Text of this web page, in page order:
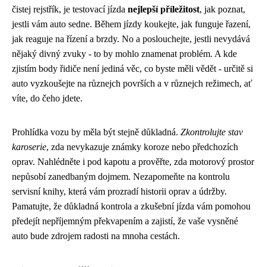
čistej rejstřík, je testovací jízda nejlepší příležitost, jak poznat,
jestli vám auto sedne. Během jízdy koukejte, jak funguje řazení,
jak reaguje na řízení a brzdy. No a poslouchejte, jestli nevydává
nějaký divný zvuky - to by mohlo znamenat problém. A kde
zjistím body řidiče není jediná věc, co byste měli vědět - určitě si
auto vyzkoušejte na různejch površích a v různejch režimech, ať
víte, do čeho jdete.
Prohlídka vozu by měla být stejně důkladná. Zkontrolujte stav
karoserie, zda nevykazuje známky koroze nebo předchozích
oprav. Nahlédněte i pod kapotu a prověřte, zda motorový prostor
nepůsobí zanedbaným dojmem. Nezapomeňte na kontrolu
servisní knihy, která vám prozradí historii oprav a údržby.
Pamatujte, že důkladná kontrola a zkušební jízda vám pomohou
předejít nepříjemným překvapením a zajistí, že vaše vysněné
auto bude zdrojem radosti na mnoha cestách.